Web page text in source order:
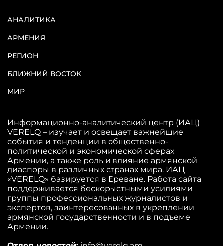
АНАЛИТИКА
АРМЕНИЯ
РЕГИОН
БЛИЖНИЙ ВОСТОК
МИР
Информационно-аналитический центр (ИАЦ)
VERELQ – изучает и освещает важнейшие
события и тенденции в общественно-
политической и экономической сферах
Армении, а также роль и влияние армянской
диаспоры в различных странах мира. ИАЦ
«VERELQ» базируется в Ереване. Работа сайта
поддерживается бескорыстными усилиями
группы профессиональных журналистов и
экспертов, заинтересованных в укреплении
армянской государственности и в подъеме
Армении.